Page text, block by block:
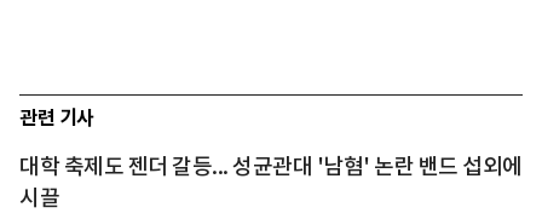
관련 기사
대학 축제도 젠더 갈등... 성균관대 '남혐' 논란 밴드 섭외에
시끌